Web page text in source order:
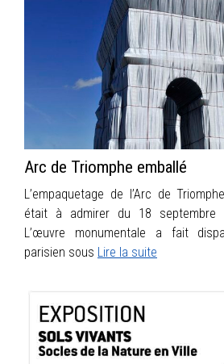
Arc de Triomphe emballé
L’empaquetage de l’Arc de
était à admirer du 18 septembre
L’œuvre monumentale a fait
parisien sous Lire la suite